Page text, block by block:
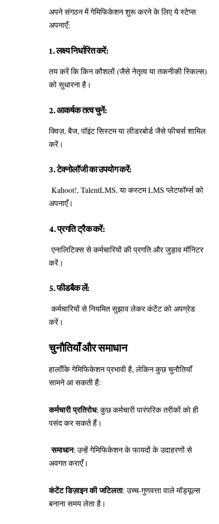
अपने संगठन में गेमिफिकेशन शुरू करने के लिए ये स्टेप्स
अपनाएँ:
1. लक्ष्य निर्धारित करें:
तय करें कि किन कौशलों (जैसे नेतृत्व या तकनीकी स्किल्स)
को सुधारना है।
2. आकर्षक तत्व चुनें:
क्विज़, बैज, पॉइंट सिस्टम या लीडरबोर्ड जैसे फीचर्स शामिल
करें।
3. टेक्नोलॉजी का उपयोग करें:
Kahoot!, TalentLMS, या कस्टम LMS प्लेटफॉर्म्स को
अपनाएँ।
4. प्रगति ट्रैक करें:
एनालिटिक्स से कर्मचारियों की प्रगति और जुड़ाव मॉनिटर
करें।
5. फीडबैक लें:
कर्मचारियों से नियमित सुझाव लेकर कंटेंट को अपग्रेड
करें।
चुनौतियाँ और समाधान
हालाँकि गेमिफिकेशन प्रभावी है, लेकिन कुछ चुनौतियाँ
सामने आ सकती हैं:
कर्मचारी प्रतिरोध: कुछ कर्मचारी पारंपरिक तरीकों को ही
पसंद कर सकते हैं।
समाधान: उन्हें गेमिफिकेशन के फायदों के उदाहरणों से
अवगत कराएँ।
कंटेंट डिज़ाइन की जटिलता: उच्च-गुणवत्ता वाले मॉड्यूल्स
बनाना समय लेता है।